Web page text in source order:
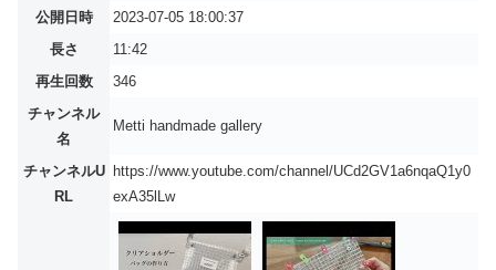
公開日時
2023-07-05 18:00:37
長さ
11:42
再生回数
346
チャンネル
名
Metti handmade gallery
チャンネルU
RL
https://www.youtube.com/channel/UCd2GV1a6nqaQ1y0
exA35lLw